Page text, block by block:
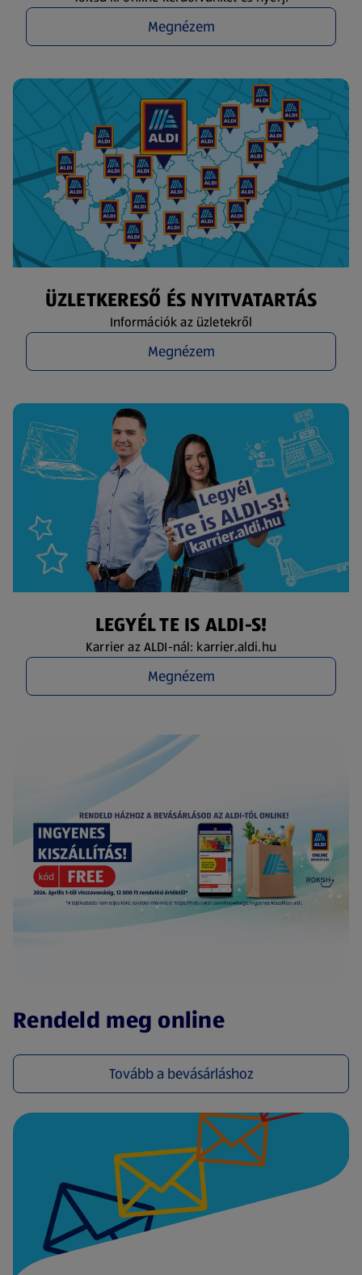
Megnézem
ÜZLETKERESŐ ÉS NYITVATARTÁS
Információk az üzletekről
Megnézem
LEGYÉL TE IS ALDI-S!
Karrier az ALDI-nál: karrier.aldi.hu
Megnézem
Rendeld meg online
Tovább a bevásárláshoz
(új oldalon nyílik meg)